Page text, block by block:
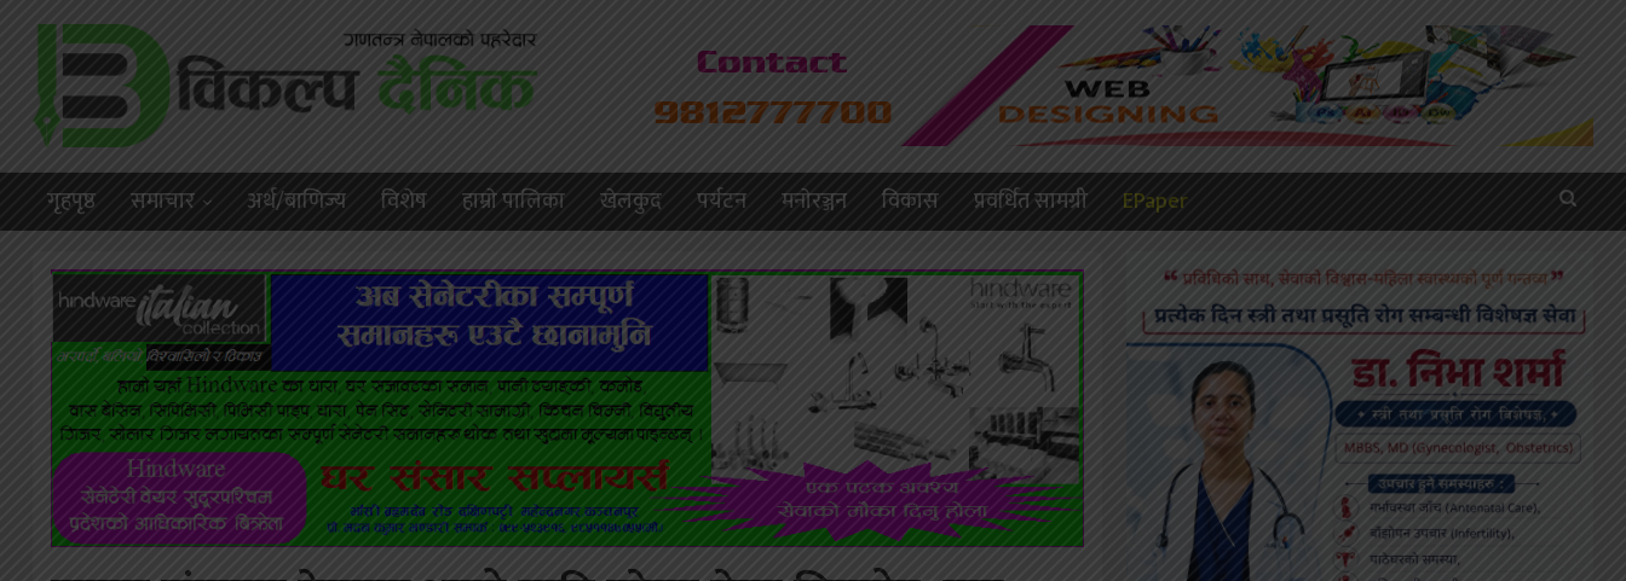
गृहपृष्ठ समाचार अर्थ/बाणिज्य विशेष हाम्राे पालिका खेलकुद पर्यटन मनाेरञ्जन विकास प्रवर्धित सामग्री EPaper